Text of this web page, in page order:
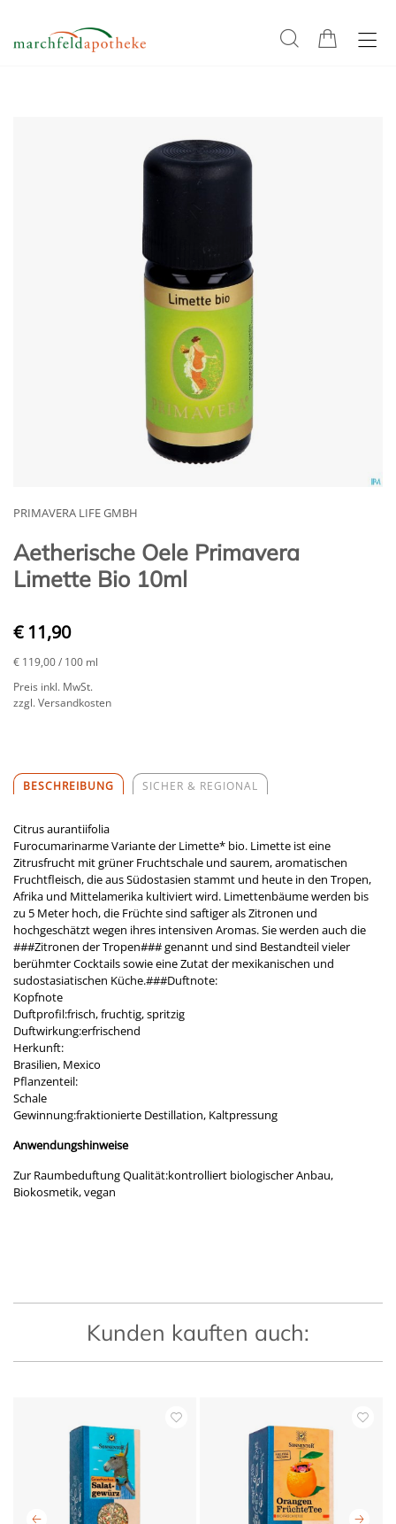
PRIMAVERA LIFE GMBH
Aetherische Oele Primavera
Limette Bio 10ml
€ 11,90
€ 119,00/ 100 ml
Preis inkl. MwSt.
zzgl. Versandkosten
BESCHREIBUNG SICHER & REGIONAL
Citrus aurantiifolia
Furocumarinarme Variante der Limette* bio. Limette ist eine
Zitrusfrucht mit grüner Fruchtschale und saurem, aromatischen
Fruchtfleisch, die aus Südostasien stammt und heute in den Tropen,
Afrika und Mittelamerika kultiviert wird. Limettenbäume werden bis
zu 5 Meter hoch, die Früchte sind saftiger als Zitronen und
hochgeschätzt wegen ihres intensiven Aromas. Sie werden auch die
###Zitronen der Tropen### genannt und sind Bestandteil vieler
berühmter Cocktails sowie eine Zutat der mexikanischen und
sudostasiatischen Küche.###Duftnote:
Kopfnote
Duftprofil:frisch, fruchtig, spritzig
Duftwirkung:erfrischend
Herkunft:
Brasilien, Mexico
Pflanzenteil:
Schale
Gewinnung:fraktionierte Destillation, Kaltpressung
Anwendungshinweise
Zur Raumbeduftung Qualität:kontrolliert biologischer Anbau,
Biokosmetik, vegan
Kunden kauften auch: